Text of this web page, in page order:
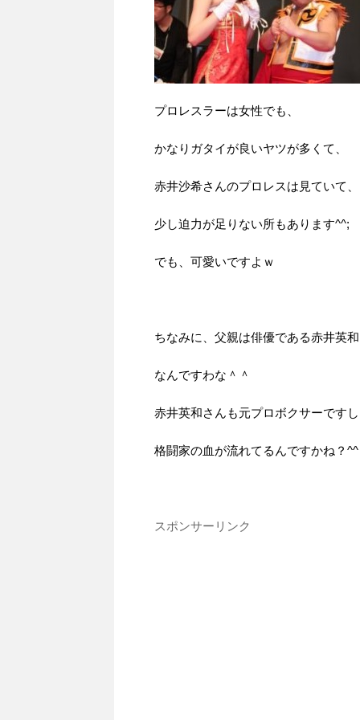
プロレスラーは女性でも、
かなりガタイが良いヤツが多くて、
赤井沙希さんのプロレスは見ていて、
少し迫力が足りない所もあります^^;
でも、可愛いですよｗ
ちなみに、父親は俳優である赤井英
なんですわな＾＾
赤井英和さんも元プロボクサーです
格闘家の血が流れてるんですかね？^^
スポンサーリンク